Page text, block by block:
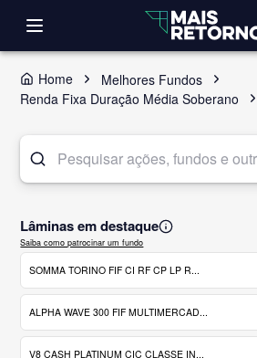
Home
Melhores Fundos
Renda Fixa Duração Média Soberano
Lâminas em destaque
Saiba como patrocinar um fundo
SOMMA TORINO FIF CI RF CP LP R...
ALPHA WAVE 300 FIF MULTIMERCAD...
V8 CASH PLATINUM CIC CLASSE IN...